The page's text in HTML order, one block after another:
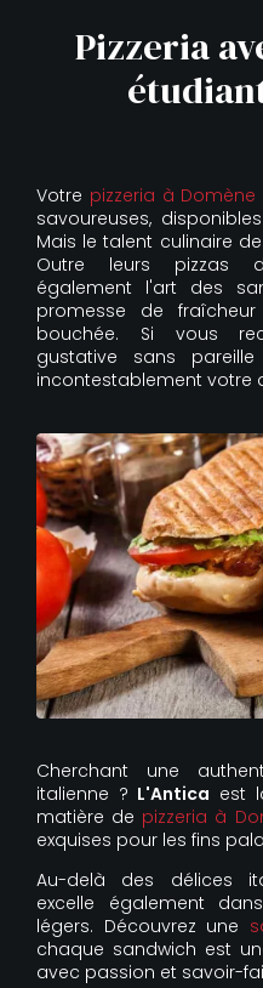
Pizzeria
Votre pizzeria à Domène
savoureuses,
Mais le talent culinaire de
Outre leurs pizzas
également l'art des
promesse de
bouchée. Si vous
gustative sans
incontestablement votre
Cherchant une
italienne ? L'Antica est
matière de pizzeria à
exquises pour les fins
Au-delà des délices
excelle également
légers. Découvrez une
chaque sandwich est
avec passion et savoir-